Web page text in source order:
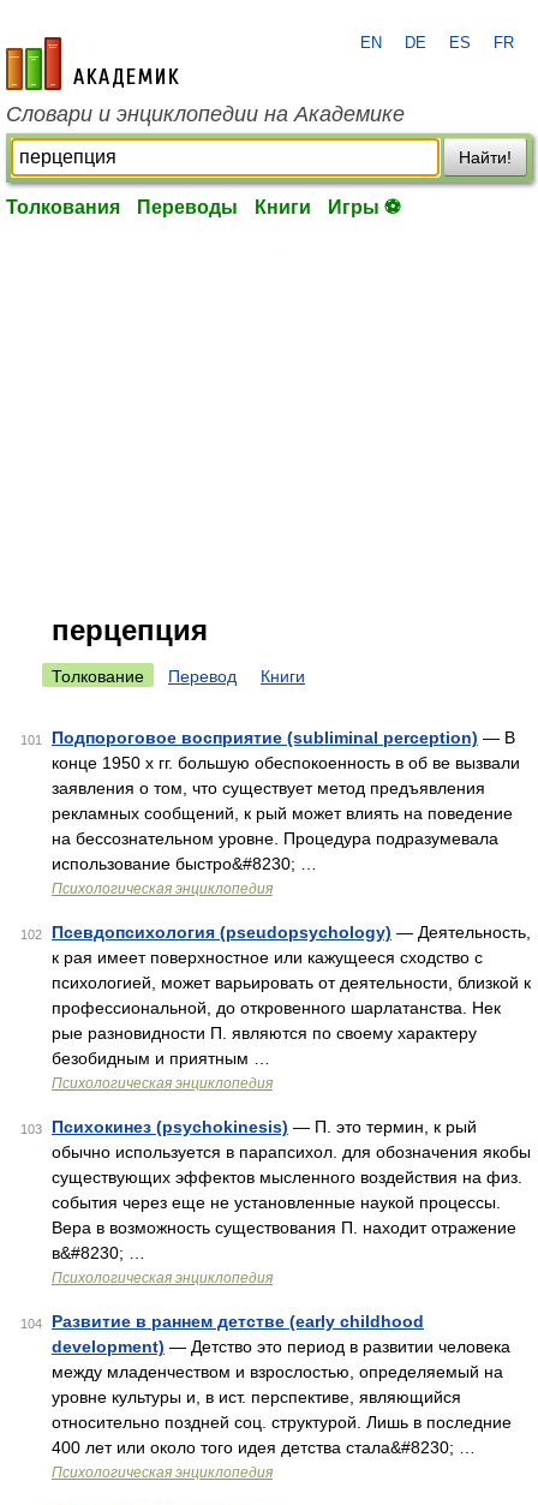
academic.ru
EN DE ES FR
Словари и энциклопедии на Академике
Найти!
Толкования Переводы Книги Игры ⚽
перцепция
Толкование Перевод Книги
101 Подпороговое восприятие (subliminal perception) — В
конце 1950 х гг. большую обеспокоенность в об ве вызвали
заявления о том, что существует метод предъявления
рекламных сообщений, к рый может влиять на поведение
на бессознательном уровне. Процедура подразумевала
использование быстро&#8230; …
Психологическая энциклопедия
102 Псевдопсихология (pseudopsychology) — Деятельность,
к рая имеет поверхностное или кажущееся сходство с
психологией, может варьировать от деятельности, близкой к
профессиональной, до откровенного шарлатанства. Нек
рые разновидности П. являются по своему характеру
безобидным и приятным …
Психологическая энциклопедия
103 Психокинез (psychokinesis) — П. это термин, к рый
обычно используется в парапсихол. для обозначения якобы
существующих эффектов мысленного воздействия на физ.
события через еще не установленные наукой процессы.
Вера в возможность существования П. находит отражение
в&#8230; …
Психологическая энциклопедия
104
Развитие в раннем детстве (early childhood
development) — Детство это период в развитии человека
между младенчеством и взрослостью, определяемый на
уровне культуры и, в ист. перспективе, являющийся
относительно поздней соц. структурой. Лишь в последние
400 лет или около того идея детства стала&#8230; …
Психологическая энциклопедия